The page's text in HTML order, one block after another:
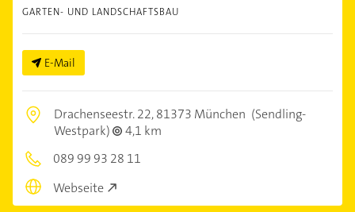
GARTEN- UND LANDSCHAFTSBAU
E-Mail
Drachenseestr. 22,81373 München (Sendling-
Westpark)
4,1 km
089 99 93 28 11
Webseite